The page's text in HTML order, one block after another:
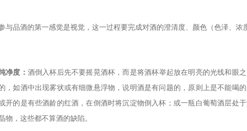
与品酒的第一感觉是视觉，这一过程要完成对酒的澄清度、颜色（色泽、浓
净度： 酒倒入杯后先不要摇晃酒杯，而是将酒杯举起放在明亮的光线和眼
，如酒中出现雾状或有细微悬浮物，说明酒是有问题的，原则上是不能喝
开的是有些酒龄的红酒，在倒酒时将沉淀物倒入杯；或一瓶白葡萄酒层处
物，这些都不算酒的缺陷。